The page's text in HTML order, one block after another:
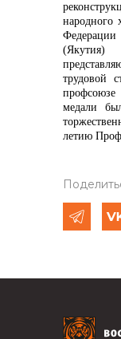
народного
(Якутия)
трудовой
медали
летию